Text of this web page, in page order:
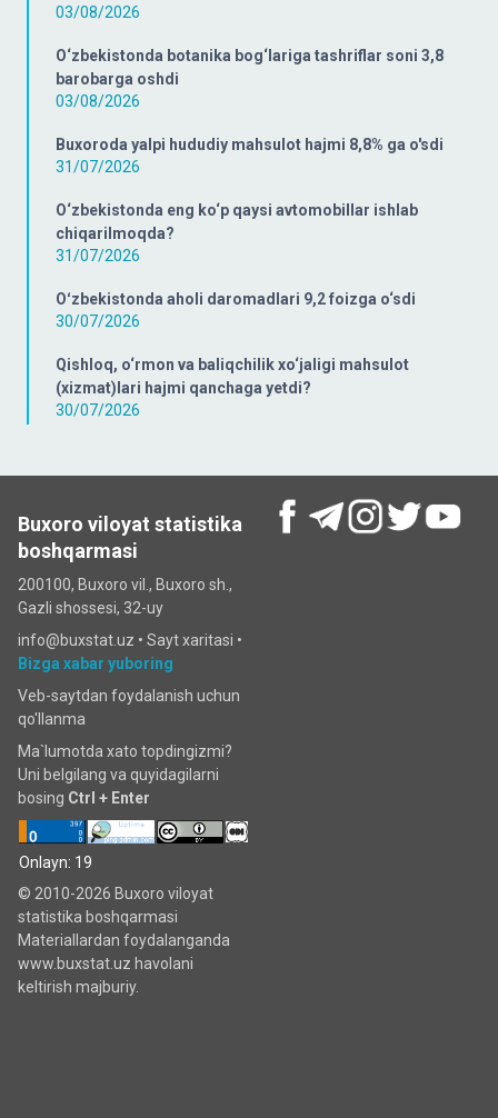
03/08/2026
O‘zbekistonda botanika bog‘lariga tashriflar soni 3,8
barobarga oshdi
03/08/2026
Buxoroda yalpi hududiy mahsulot hajmi 8,8% ga o'sdi
31/07/2026
O‘zbekistonda eng ko‘p qaysi avtomobillar ishlab
chiqarilmoqda?
31/07/2026
Oʻzbekistonda aholi daromadlari 9,2 foizga o‘sdi
30/07/2026
Qishloq, o‘rmon va baliqchilik xo‘jaligi mahsulot
(xizmat)lari hajmi qanchaga yetdi?
30/07/2026
Buxoro viloyat statistika
boshqarmasi
200100, Buxoro vil., Buxoro sh.,
Gazli shossesi, 32-uy
info@buxstat.uz • Sayt xaritasi •
Bizga xabar yuboring
Veb-saytdan foydalanish uchun
qo'llanma
Ma`lumotda xato topdingizmi?
Uni belgilang va quyidagilarni
bosing Ctrl + Enter
Onlayn: 19
© 2010-2026 Buxoro viloyat
statistika boshqarmasi
Materiallardan foydalanganda
www.buxstat.uz havolani
keltirish majburiy.